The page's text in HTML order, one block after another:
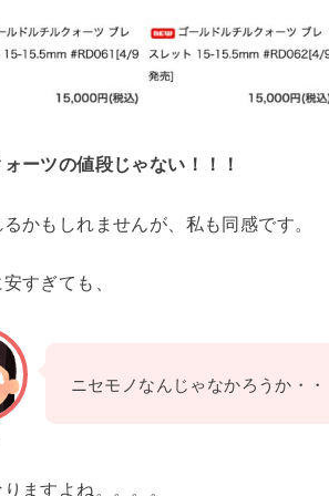
ーツの値段じゃない！！！
かもしれませんが、私も同感です。
すぎても、
ニセモノなんじゃなかろうか・
ますよね。。。。